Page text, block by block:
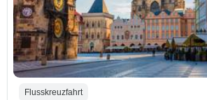
Flusskreuzfahrt